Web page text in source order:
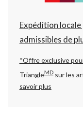
Expédition
admissibles de
*Offre exclusive
TriangleMD sur les
savoir plus